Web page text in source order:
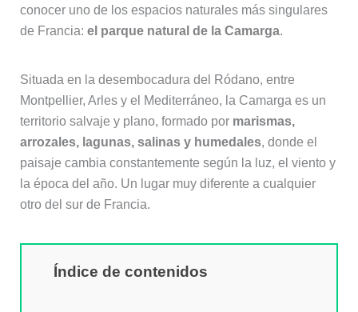
conocer uno de los espacios naturales más singulares
de Francia: el parque natural de la Camarga.
Situada en la desembocadura del Ródano, entre
Montpellier, Arles y el Mediterráneo, la Camarga es un
territorio salvaje y plano, formado por marismas,
arrozales, lagunas, salinas y humedales, donde el
paisaje cambia constantemente según la luz, el viento y
la época del año. Un lugar muy diferente a cualquier
otro del sur de Francia.
Índice de contenidos